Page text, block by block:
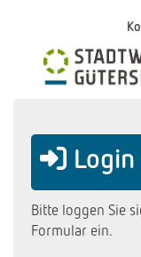
Login
Bitte loggen Sie
Formular ein.